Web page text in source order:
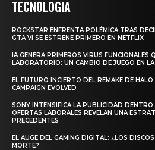
TECNOLOGIA
ROCKSTAR ENFRENTA POLÉMICA TRAS
GTA VI SE ESTRENE PRIMERO EN NETFLIX
IA GENERA PRIMEROS VIRUS FUNCIONALES
LABORATORIO: UN CAMBIO DE JUEGO EN
EL FUTURO INCIERTO DEL REMAKE DE
CAMPAIGN EVOLVED
SONY INTENSIFICA LA PUBLICIDAD
OFERTAS LABORALES REVELAN UNA
PRECEDENTES
EL AUGE DEL GAMING DIGITAL: ¿LOS
MORTE?